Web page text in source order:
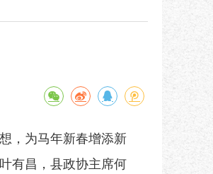
，为马年新春增添新
有昌，县政协主席何